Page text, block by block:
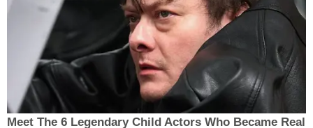
Meet The 6 Legendary Child Actors Who Became Real